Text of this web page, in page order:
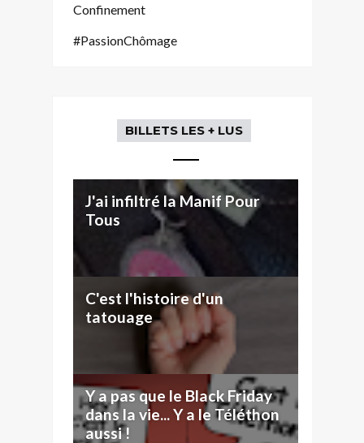
Confinement
#PassionChômage
BILLETS LES + LUS
J'ai infiltré la Manif Pour
Tous
C'est l'histoire d'un
tatouage
Y a pas que le Black Friday
dans la vie... Y a le Téléthon
aussi !